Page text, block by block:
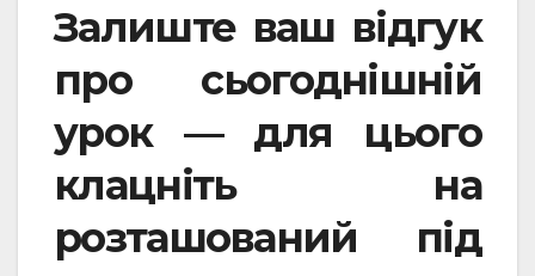
Залиште ваш відгук
про сьогоднішній
урок — для цього
клацніть на
розташований під